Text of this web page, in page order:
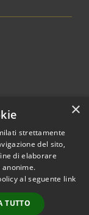
2026 • Comune di
• Powered by
•
Accesso
×
strettamente
del sito,
di elaborare
al seguente link
TUTTO